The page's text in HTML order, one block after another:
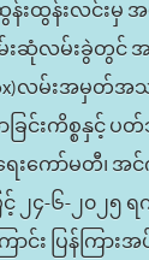
းထွန်းလင်းမှ
ဆုံလမ်းခွဲတွင် အဝ
လမ်းအမှတ်အသ
ခြင်းကိစ္စနှင့်
ကော်မတီ၊ အင်
င့် ၂၄-၆-၂၀၂၅
ြောင်း ပြန်ကြာ